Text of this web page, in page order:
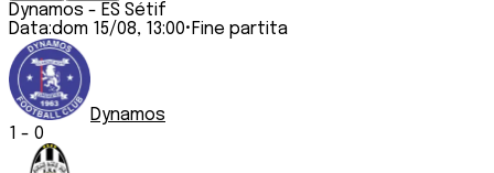
Dynamos - ES Sétif
Data:dom 15/08, 13:00• Fine partita
Dynamos
1 - 0